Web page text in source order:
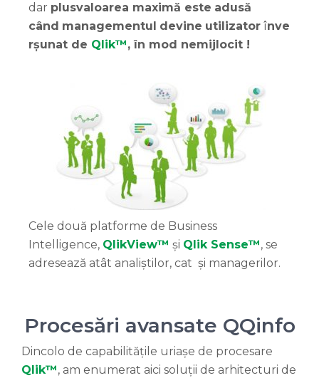
dar plusvaloarea maximă este adusă
când managementul devine utilizator înve
rșunat de Qlik™, în mod nemijlocit !
Cele două platforme de Business
Intelligence, QlikView™ și Qlik Sense™, se
adresează atât analiștilor, cat și managerilor.
Procesări avansate QQinfo
Dincolo de capabilitățile uriașe de procesare
Qlik™, am enumerat aici soluții de arhitecturi de